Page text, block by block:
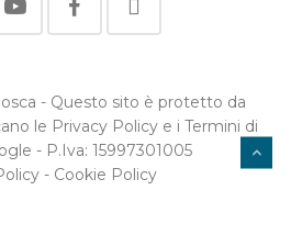
- Questo sito è protetto da
le Privacy Policy e i Termini di
- P.Iva: 15997301005
- Cookie Policy